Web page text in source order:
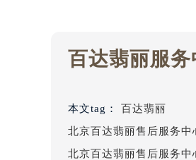
重庆市解放
黑龙江省黑
黑龙江省鸡
黑龙江省佳
百达翡丽服务
本文tag： 百达翡丽
北京百达翡丽售后服务中
北京百达翡丽售后服务中